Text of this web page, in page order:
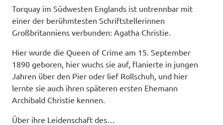
Torquay im Südwesten Englands ist untrennbar mit
einer der berühmtesten Schriftstellerinnen
Großbritanniens verbunden: Agatha Christie.
Hier wurde die Queen of Crime am 15. September
1890 geboren, hier wuchs sie auf, flanierte in jungen
Jahren über den Pier oder lief Rollschuh, und hier
lernte sie auch ihren späteren ersten Ehemann
Archibald Christie kennen.
Über ihre Leidenschaft des…